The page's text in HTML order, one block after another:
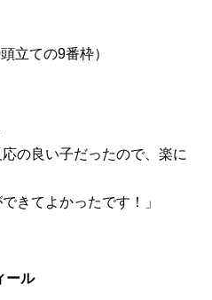
立ての9番枠）
の良い子だったので、楽に
きてよかったです！」
ール